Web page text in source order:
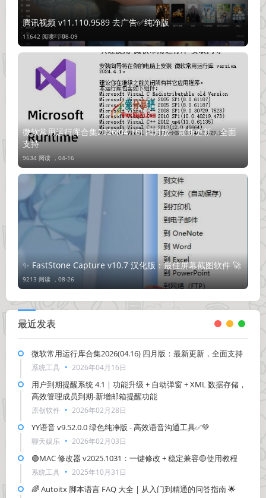
腾讯视频 v11.110.9589 去广告✅纯净版
11642 阅读 ，08-09
微软常用运行库合集2026(04.16) 四月版：最新更新，全面
支持
9634 阅读 ， 04-16
✨ FastStone Capture v10.7 汉化版：最佳屏幕截图软件 🚀
9213 阅读 ， 08-26
最近发表
微软常用运行库合集2026(04.16) 四月版：最新更新，全面支持
系统工具 2026年04月16日
用户到期提醒系统 4.1｜功能升级 + 自动弹窗 + XML 数据存储，
高效管理成员到期-新增邮箱提醒功能
原创软件 2026年02月28日
YY语音 v9.52.0.0 绿色纯净版 - 高效语音沟通工具✅💚
聊天娱乐 2026年02月03日
🟢MAC 修改器 v2025.1031：一键修改 + 稳定兼容🟡使用教程
系统工具 2025年10月31日
🌈 Autoitx 脚本语言 FAQ 大全 | 从入门到精通的问答指南 🌟